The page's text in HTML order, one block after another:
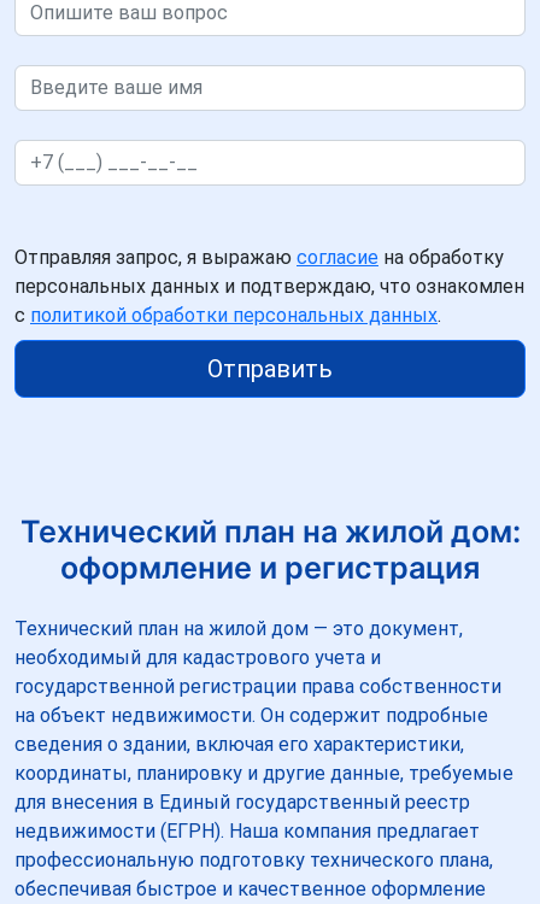
Отправляя запрос, я выражаю согласие на обработку
персональных данных и подтверждаю, что ознакомлен
с политикой обработки персональных данных.
Отправить
Технический план на жилой дом:
оформление и регистрация
Технический план на жилой дом — это документ,
необходимый для кадастрового учета и
государственной регистрации права собственности
на объект недвижимости. Он содержит подробные
сведения о здании, включая его характеристики,
координаты, планировку и другие данные, требуемые
для внесения в Единый государственный реестр
недвижимости (ЕГРН). Наша компания предлагает
профессиональную подготовку технического плана,
обеспечивая быстрое и качественное оформление